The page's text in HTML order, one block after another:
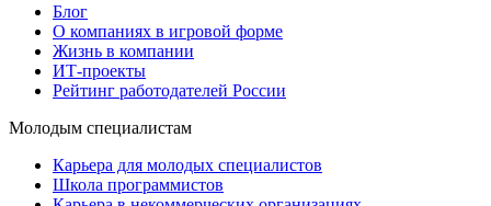
Блог
О компаниях в игровой форме
Жизнь в компании
ИТ-проекты
Рейтинг работодателей России
Молодым специалистам
Карьера для молодых специалистов
Школа программистов